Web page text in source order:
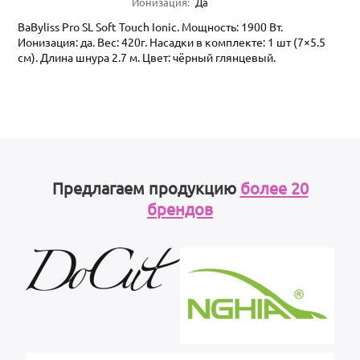
BaByliss Pro SL Soft Touch Ionic. Мощность: 1900 Вт.
Ионизация: да. Вес: 420г. Насадки в комплекте: 1 шт (7×5.5
см). Длина шнура 2.7 м. Цвет: чёрный глянцевый.
Предлагаем продукцию более 20
брендов